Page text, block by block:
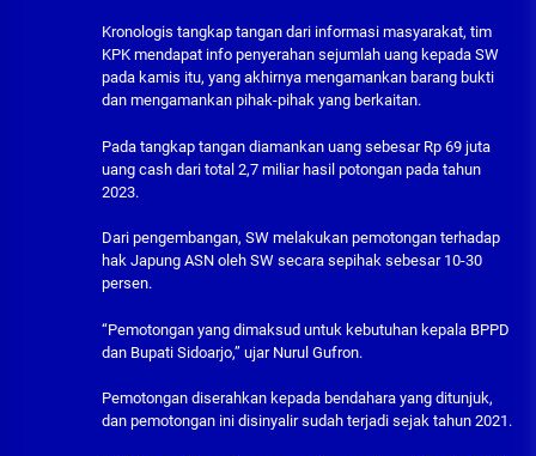
Kronologis tangkap tangan dari informasi masyarakat, tim
KPK mendapat info penyerahan sejumlah uang kepada SW
pada kamis itu, yang akhirnya mengamankan barang bukti
dan mengamankan pihak-pihak yang berkaitan.
Pada tangkap tangan diamankan uang sebesar Rp 69 juta
uang cash dari total 2,7 miliar hasil potongan pada tahun
2023.
Dari pengembangan, SW melakukan pemotongan terhadap
hak Japung ASN oleh SW secara sepihak sebesar 10-30
persen.
“Pemotongan yang dimaksud untuk kebutuhan kepala BPPD
dan Bupati Sidoarjo,” ujar Nurul Gufron.
Pemotongan diserahkan kepada bendahara yang ditunjuk,
dan pemotongan ini disinyalir sudah terjadi sejak tahun 2021.